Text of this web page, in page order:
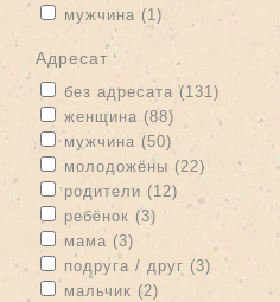
Apply мужчина filter
мужчина (1) Apply
адресат
Apply без адресата filter
без адресата (131) Apply
Apply женщина filter
женщина (88)
Apply мужчина filter
мужчина (50)
Apply молодожёны filter
молодожёны (22)Apply
Apply родители filter
родители (12) Apply
Apply ребёнок filter
ребёнок (3) Apply ребёнок
Apply мама filter
мама (3)
Apply подруга / друг filter
подруга / друг (3) Apply
Apply мальчик filter
мальчик (2) Apply мальчик